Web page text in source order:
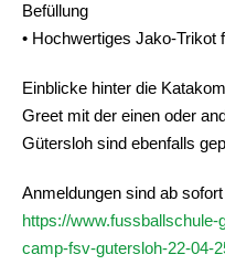
Befüllung
• Hochwertiges Jako-Trikot
Einblicke hinter die
Greet mit der einen oder
Gütersloh sind ebenfalls
Anmeldungen sind ab
https://
camp-fsv-gutersloh-22-04-